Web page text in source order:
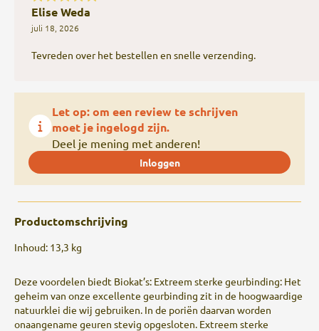
Elise Weda
juli 18, 2026
Tevreden over het bestellen en snelle verzending.
Let op: om een review te schrijven
moet je ingelogd zijn.
Deel je mening met anderen!
Inloggen
Productomschrijving
Inhoud: 13,3 kg
Deze voordelen biedt Biokat’s: Extreem sterke geurbinding: Het
geheim van onze excellente geurbinding zit in de hoogwaardige
natuurklei die wij gebruiken. In de poriën daarvan worden
onaangename geuren stevig opgesloten. Extreem sterke